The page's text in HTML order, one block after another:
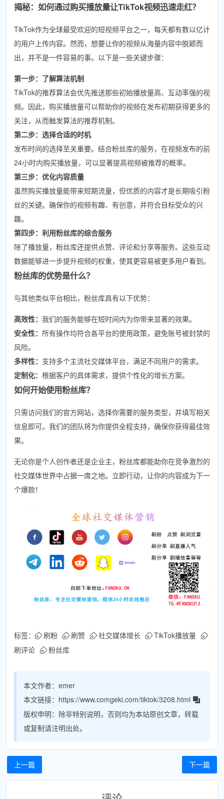
揭秘：如何通过购买播放量让TikTok视频迅速走红？
TikTok作为全球最受欢迎的短视频平台之一，每天都有数以亿计
的用户上传内容。然而，想要让你的视频从海量内容中脱颖而
出，并不是一件容易的事。以下是一些关键步骤：
第一步：了解算法机制
TikTok的推荐算法会优先推送那些初始播放量高、互动率强的视
频。因此，购买播放量可以帮助你的视频在发布初期获得更多的
关注，从而触发算法的推荐机制。
第二步：选择合适的时机
发布时间的选择至关重要。结合粉丝库的服务，在视频发布的前
24小时内购买播放量，可以显著提高视频被推荐的概率。
第三步：优化内容质量
虽然购买播放量能带来短期流量，但优质的内容才是长期吸引粉
丝的关键。确保你的视频有趣、有创意，并符合目标受众的兴
趣。
第四步：利用粉丝库的综合服务
除了播放量，粉丝库还提供点赞、评论和分享等服务。这些互动
数据能够进一步提升视频的权重，使其更容易被更多用户看到。
粉丝库的优势是什么？
与其他类似平台相比，粉丝库具有以下优势：
高效性： 我们的服务能够在短时间内为你带来显著的效果。
安全性： 所有操作均符合各平台的使用政策，避免账号被封禁的
风险。
多样性： 支持多个主流社交媒体平台，满足不同用户的需求。
定制化： 根据客户的具体需求，提供个性化的增长方案。
如何开始使用粉丝库？
只需访问我们的官方网站，选择你需要的服务类型，并填写相关
信息即可。我们的团队将为你提供全程支持，确保你获得最佳效
果。
无论你是个人创作者还是企业主，粉丝库都能助你在竞争激烈的
社交媒体世界中占据一席之地。立即行动，让你的内容成为下一
个爆款！
标签： 刷粉 刷赞 社交媒体增长
TikTok播放量
刷评论
粉丝库
本文作者： emer
本文链接： https://www.comgeki.com/tiktok/3208.html
版权申明： 除非特别说明，否则均为本站原创文章，转载
或复制请注明出处。
上一篇 下一篇